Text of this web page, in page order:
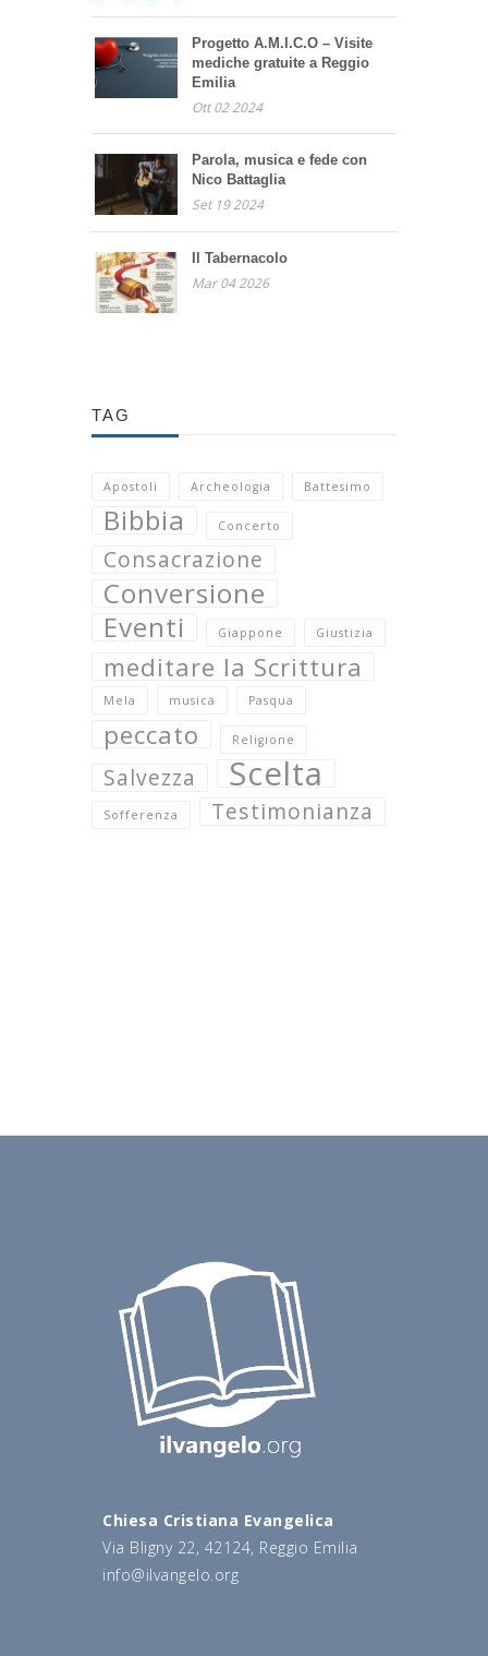
Progetto A.M.I.C.O – Visite
mediche gratuite a Reggio
Emilia
Ott 02 2024
Parola, musica e fede con
Nico Battaglia
Set 19 2024
Il Tabernacolo
Mar 04 2026
TAG
Apostoli Archeologia Battesimo
Bibbia Concerto
Consacrazione
Conversione
Eventi
Giappone Giustizia
meditare la Scrittura
Mela musica Pasqua
peccato Religione
Salvezza Scelta
Sofferenza Testimonianza
Chiesa Cristiana Evangelica
Via Bligny 22, 42124, Reggio Emilia
info@ilvangelo.org